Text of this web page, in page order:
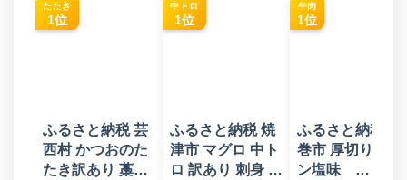
たたき
1位
ふるさと納税 芸
西村 かつおのた
たき訳あり 藁焼
中トロ
1位
ふるさと納税 焼
津市 マグロ 中ト
ロ 訳あり 刺身 ミ
牛肉
1位
ふるさと納税 花
巻市 厚切り牛タ
ン塩味